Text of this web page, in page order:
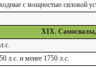
с мощностью силовой
XIX. Самосвалы,
л.с. и менее 1750 л.с.